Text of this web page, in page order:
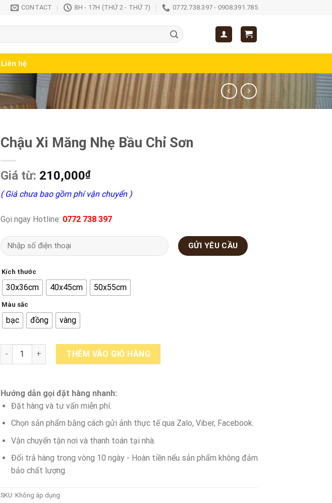
CONTACT 8H - 17H (THỨ 2 - THỨ 7) 0772.738.397 - 0908.391.785
Liên hệ
Chậu Xi Măng Nhẹ Bầu Chỉ Sơn
Giá từ: 210,000₫
( Giá chưa bao gồm phí vận chuyển )
Gọi ngay Hotline: 0772 738 397
Kích thước
30x36cm 40x45cm 50x55cm
Màu sắc
bạc đồng vàng
Chậu Xi Măng Nhẹ Bầu Chỉ Sơn số lượng
THÊM VÀO GIỎ HÀNG
Hướng dẫn gọi đặt hàng nhanh:
Đặt hàng và tư vấn miễn phí.
Chọn sản phẩm bằng cách gửi ảnh thực tế qua Zalo, Viber, Facebook.
Vận chuyển tận nơi và thanh toán tại nhà.
Đổi trả hàng trong vòng 10 ngày - Hoàn tiền nếu sản phẩm không đảm
bảo chất lượng.
SKU: Không áp dụng